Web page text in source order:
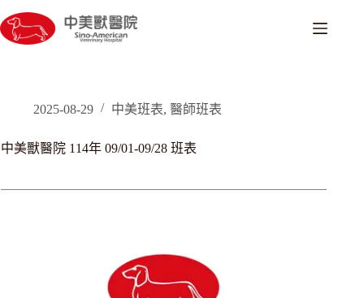
至
2025-08-29 中美班表, 醫師班表
中美獸醫院 114年 09/01-09/28 班表